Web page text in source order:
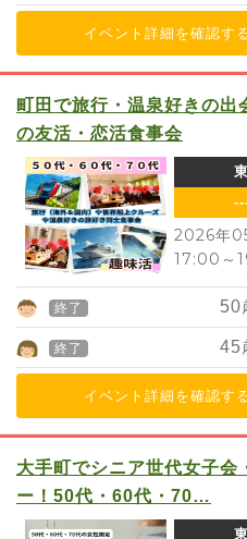
イベント詳細を確認す
町田で旅行・温泉好きの
の友活・恋活食事会
2026年
17:00 ～
終了 50
終了 45
イベント詳細を確認す
大手町でシニア世代女子会
ー！50代・60代・70…